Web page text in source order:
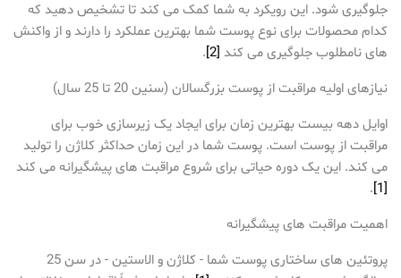
جلوگیری شود. این رویکرد به شما کمک می کند تا تشخیص دهید که
کدام محصولات برای نوع پوست شما بهترین عملکرد را دارند و از واکنش
های نامطلوب جلوگیری می کند [2]
.
نیازهای اولیه مراقبت از پوست بزرگسالان (سنین 20 تا 25 سال)
اوایل دهه بیست بهترین زمان برای ایجاد یک زیرسازی خوب برای
مراقبت از پوست است. پوست شما در این زمان حداکثر کلاژن را تولید
می کند. این یک دوره حیاتی برای شروع مراقبت های پیشگیرانه می کند
[1]
.
اهمیت مراقبت های پیشگیرانه
پروتئین های ساختاری پوست شما - کلاژن و الاستین - در سن 25